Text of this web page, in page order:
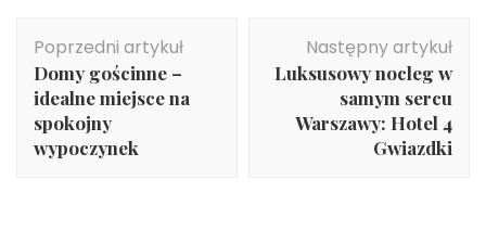
wpisu
Poprzedni artykuł
Domy gościnne –
idealne miejsce na
spokojny
wypoczynek
Następny artykuł
Luksusowy nocleg w
samym sercu
Warszawy: Hotel 4
Gwiazdki